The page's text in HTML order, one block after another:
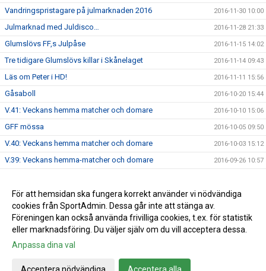
Vandringspristagare på julmarknaden 2016 2016-11-30 10:00
Julmarknad med Juldisco… 2016-11-28 21:33
Glumslövs FF,s Julpåse 2016-11-15 14:02
Tre tidigare Glumslövs killar i Skånelaget 2016-11-14 09:43
Läs om Peter i HD! 2016-11-11 15:56
Gåsaboll 2016-10-20 15:44
V.41: Veckans hemma matcher och domare 2016-10-10 15:06
GFF mössa 2016-10-05 09:50
V.40: Veckans hemma matcher och domare 2016-10-03 15:12
V.39: Veckans hemma-matcher och domare 2016-09-26 10:57
Info brev augusti 2016 2016-09-14 15:35
Damerna: Äntligen vinst! 2016-09-05 09:59
Gå till Webbversion
För att hemsidan ska fungera korrekt använder vi nödvändiga
cookies från SportAdmin. Dessa går inte att stänga av.
Föreningen kan också använda frivilliga cookies, t.ex. för statistik
eller marknadsföring. Du väljer själv om du vill acceptera dessa.
Anpassa dina val